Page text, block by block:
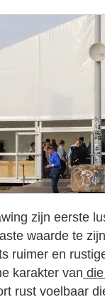
zijn eerste
waarde te
ruimer en
karakter van
rust voelbaar